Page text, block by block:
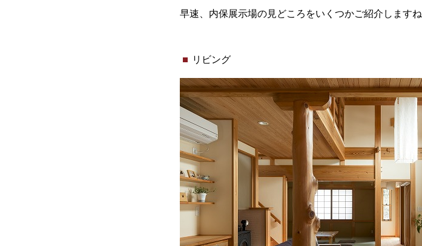
早速、内保展示場の見どころをいくつかご紹介しますね
リビング